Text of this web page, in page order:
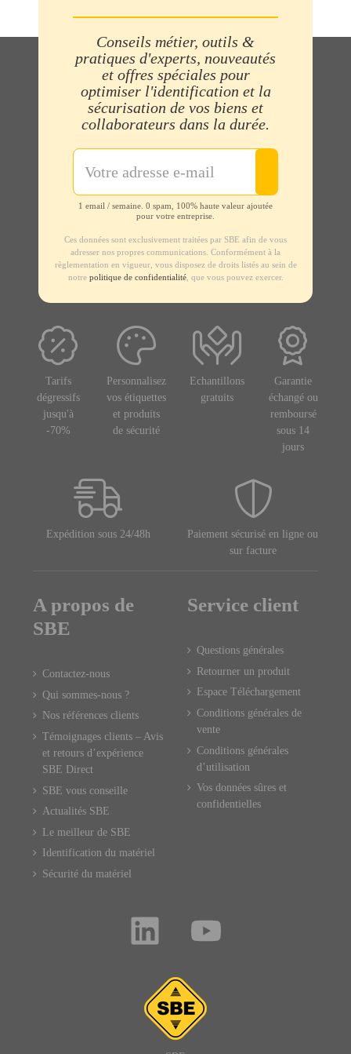
Conseils métier, outils &
pratiques d'experts, nouveautés
et offres spéciales pour
optimiser l'identification et la
sécurisation de vos biens et
collaborateurs dans la durée.
1 email / semaine. 0 spam, 100% haute valeur ajoutée
pour votre entreprise.
Ces données sont exclusivement traitées par SBE afin de vous
adresser nos propres communications. Conformément à la
règlementation en vigueur, vous disposez de droits listés au sein de
notre politique de confidentialité, que vous pouvez exercer.
Tarifs
dégressifs
jusqu'à
-70%
Personnalisez
vos étiquettes
et produits
de sécurité
Echantillons
gratuits
Garantie
échangé ou
remboursé
sous 14
jours
Expédition sous 24/48h
Paiement sécurisé en ligne ou
sur facture
A propos de
SBE
Contactez-nous
Qui sommes-nous ?
Nos références clients
Témoignages clients – Avis
et retours d’expérience
SBE Direct
SBE vous conseille
Actualités SBE
Le meilleur de SBE
Identification du matériel
Sécurité du matériel
Service client
Questions générales
Retourner un produit
Espace Téléchargement
Conditions générales de
vente
Conditions générales
d’utilisation
Vos données sûres et
confidentielles